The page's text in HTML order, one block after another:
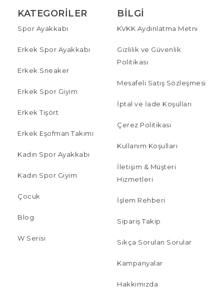
KATEGORILER
Spor Ayakkabı
Erkek Spor Ayakkabı
Erkek Sneaker
Erkek Spor Giyim
Erkek Tişört
Erkek Eşofman Takımı
Kadın Spor Ayakkabı
Kadın Spor Giyim
Çocuk
Blog
W Serisi
BILGI
KVKK Aydınlatma Metni
Gizlilik ve Güvenlik
Politikası
Mesafeli Satış Sözleşmesi
İptal ve İade Koşulları
Çerez Politikası
Kullanım Koşulları
İletişim & Müşteri
Hizmetleri
İşlem Rehberi
Sipariş Takip
Sıkça Sorulan Sorular
Kampanyalar
Hakkımızda